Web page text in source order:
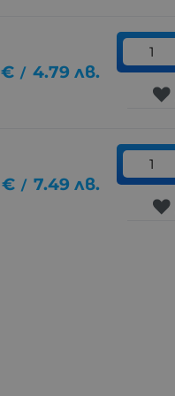
€ / 4.79 лв.
€ / 7.49 лв.